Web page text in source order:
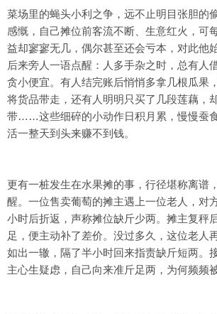
菜场里的蝇头小利之争，远不止明目张胆的
感慨，自己摊位前客流不断、生意红火，可
益却寥寥无几，偶尔甚至还会亏本，对此他
后来旁人一语点醒：人多手杂之时，总有人
贪小便宜。有人结完账后悄悄多拿几根瓜果
将货品带走，还有人明明只买了几段莲藕，
带……这些细碎的小动作日积月累，慢慢蚕
活一整天到头来赚不到钱。
更有一桩发生在水果摊的事，行径堪称离谱
醒。一位售卖葡萄的摊主遇上一位老人，对
小时后折返，声称摊位缺斤少两。摊主复秤
足，便主动补了差价。没过多久，这位老人
如出一辙，隔了半小时回来指责缺斤短两。
主心生疑虑，自己向来准斤足两，为何频频